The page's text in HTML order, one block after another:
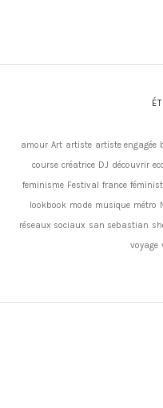
amour Art artiste artiste engagée
course créatrice DJ découvrir
feminisme Festival france
lookbook mode musique métro
réseaux sociaux san sebastian
voyage